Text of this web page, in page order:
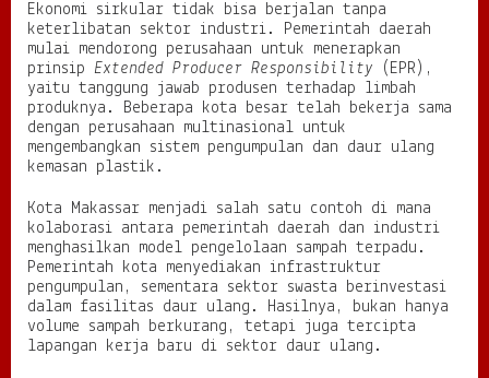
Ekonomi sirkular tidak bisa berjalan tanpa
keterlibatan sektor industri. Pemerintah daerah
mulai mendorong perusahaan untuk menerapkan
prinsip Extended Producer Responsibility (EPR),
yaitu tanggung jawab produsen terhadap limbah
produknya. Beberapa kota besar telah bekerja sama
dengan perusahaan multinasional untuk
mengembangkan sistem pengumpulan dan daur ulang
kemasan plastik.
Kota Makassar menjadi salah satu contoh di mana
kolaborasi antara pemerintah daerah dan industri
menghasilkan model pengelolaan sampah terpadu.
Pemerintah kota menyediakan infrastruktur
pengumpulan, sementara sektor swasta berinvestasi
dalam fasilitas daur ulang. Hasilnya, bukan hanya
volume sampah berkurang, tetapi juga tercipta
lapangan kerja baru di sektor daur ulang.